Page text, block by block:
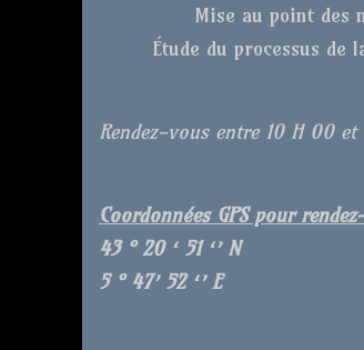
Mise au point des
Étude du processus de
Rendez-vous entre 10 H 00
Coordonnées GPS pour
43 ° 20‘ 51‘’ N
5 ° 47’ 52‘’ E